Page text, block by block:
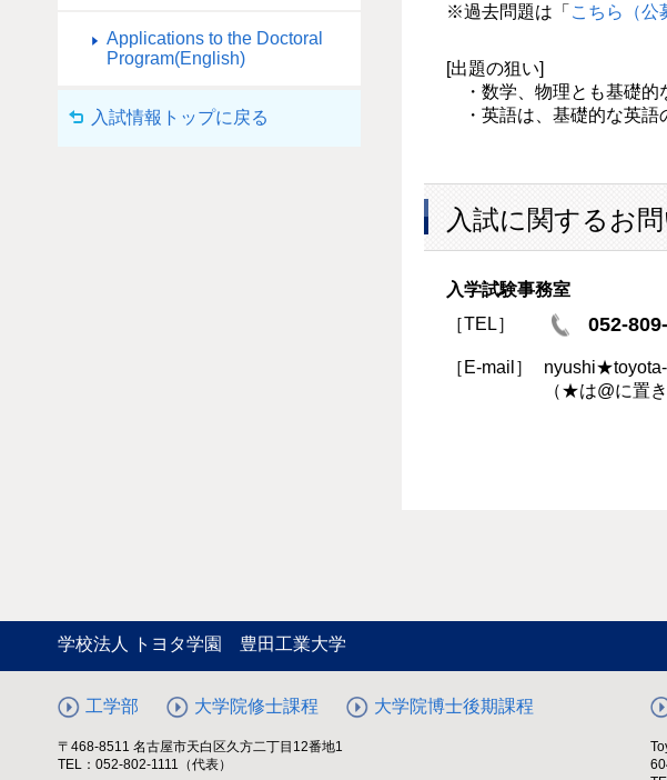
※過去問題は「 こちら（公
[出題の狙い]
・数学、物理とも基礎的
・英語は、基礎的な英語
入試に関するお
入学試験事務室
［TEL］
052-
［E-mail］
（★は@に置
Applications to the Doctoral
Program(English)
入試情報トップに戻る
学校法人 トヨタ学園 豊田工業大学
工学部 大学院修士課程 大学院博士後期課程
〒468-8511 名古屋市天白区久方二丁目12番地1
TEL：052-802-1111（代表）